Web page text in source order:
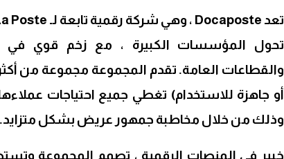
تحول المؤسسات الكبيرة ، مع زخم قوي في
وذلك من خلال مخاطبة جمهور عريض بشكل متزايد.
خبير في المنصات الرقمية ، تصمم المجموعة